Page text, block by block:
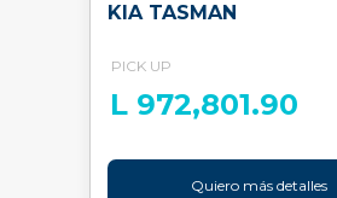
KIA TASMAN
PICK UP
L 972,801.90
Quiero más detalles